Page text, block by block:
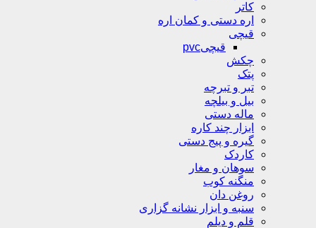
کاتر
اره دستی و کمان اره
قیچی
قیچیpvc
چکش
پتک
تبر و تبرچه
بیل و بیلچه
ماله دستی
ابزار چند کاره
گیره و پیج دستی
کاردک
سوهان و مغار
منگنه کوب
روغن دان
سنبه و ابزار نشانه گزاری
قلم و دیلم